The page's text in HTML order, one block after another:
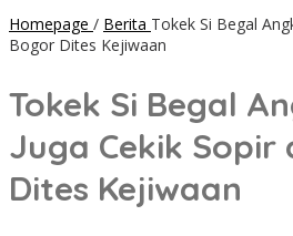
Homepage / Berita Tokek Si Begal
Bogor Dites Kejiwaan
Tokek Si Begal
Juga Cekik Sopir
Dites Kejiwaan